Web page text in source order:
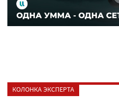
КОЛОНКА ЭКСПЕРТА